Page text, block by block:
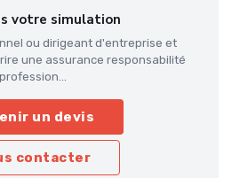
votre simulation
ou dirigeant d'entreprise et
une assurance responsabilité
profession...
un devis
contacter